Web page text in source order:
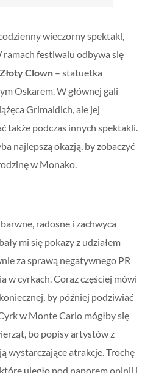
wieczorny spektakl,
festiwalu odbywa się
Złoty Clown – statuetka
Oskarem. W głównej gali
Grimaldich, ale jej
także podczas innych spektakli.
najlepszą okazją, by zobaczyć
w Monako.
radosne i zachwyca
mi się pokazy z udziałem
za sprawą negatywnego PR
w cyrkach. Coraz częściej mówi
by później podziwiać
w Monte Carlo mógłby się
bo popisy artystów z
wystarczające atrakcje. Trochę
uległo pod naporem opinii i